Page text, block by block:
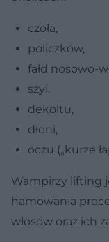
czoła,
policzków,
fałd nosowo-
szyi,
dekoltu,
dłoni,
oczu („kurze
Wampirzy lifting
hamowania
włosów oraz ich